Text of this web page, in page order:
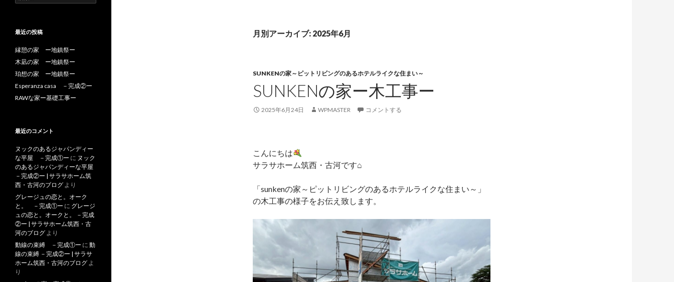
月別アーカイブ: 2025年6月
SUNKENの家～ピットリビングのあるホテルライクな住まい～
SUNKENの家ー木工事ー
2025年6月24日 WPMASTER コメントする
こんにちは
サラサホーム筑西・古河です⌂
「sunkenの家～ピットリビングのあるホテルライクな住まい～」
の木工事の様子をお伝え致します。
索:
最近の投稿
縁憩の家 ー地鎮祭ー
木凪の家 ー地鎮祭ー
珀想の家 ー地鎮祭ー
Esperanza casa －完成②ー
RAWな家ー基礎工事ー
最近のコメント
ヌックのあるジャパンディー
な平屋 －完成①ー に ヌック
のあるジャパンディーな平屋
－完成②ー | サラサホーム筑
西・古河のブログ より
グレージュの恋と。オーク
と。 －完成①ー に グレージ
ュの恋と。オークと。 －完成
②ー | サラサホーム筑西・古
河のブログ より
動線の束縛 －完成①ー に 動
線の束縛 －完成②ー | サラサ
ホーム筑西・古河のブログ よ
り